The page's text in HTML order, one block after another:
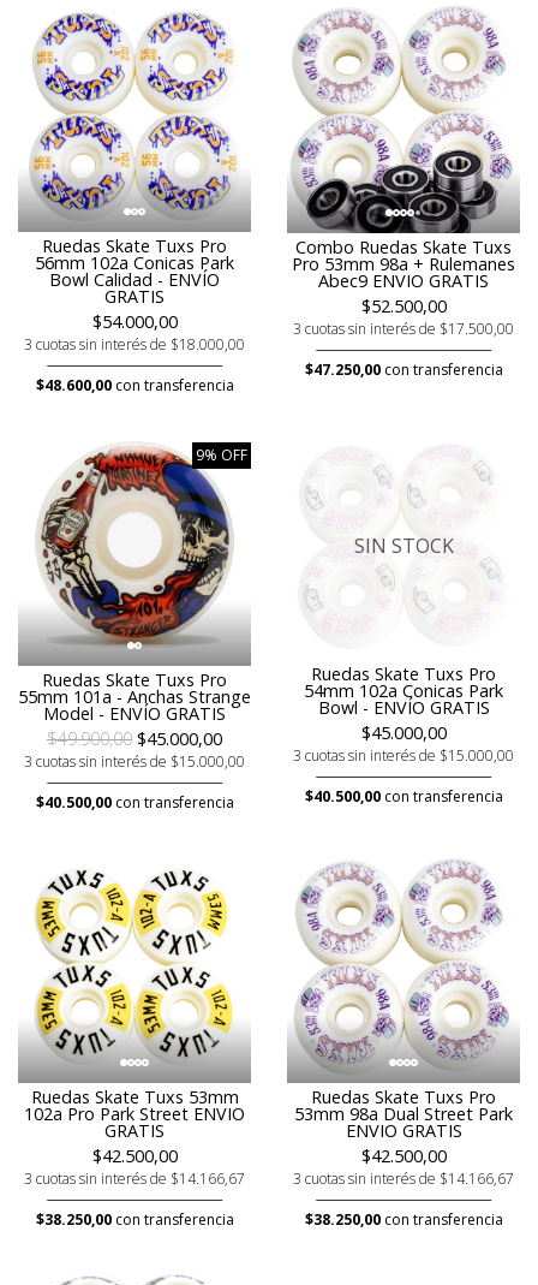
Ruedas Skate Tuxs Pro
56mm 102a Conicas Park
Bowl Calidad - ENVÍO
GRATIS
$54.000,00
3 cuotas sin interés de $18.000,00
$48.600,00con transferencia
Combo Ruedas Skate Tuxs
Pro 53mm 98a + Rulemanes
Abec9 ENVIO GRATIS
$52.500,00
3 cuotas sin interés de $17.500,00
$47.250,00con transferencia
9% OFF
Ruedas Skate Tuxs Pro
55mm 101a - Anchas Strange
Model - ENVÍO GRATIS
$49.900,00 $45.000,00
3 cuotas sin interés de $15.000,00
$40.500,00con transferencia
SIN STOCK
Ruedas Skate Tuxs Pro
54mm 102a Conicas Park
Bowl - ENVÍO GRATIS
$45.000,00
3 cuotas sin interés de $15.000,00
$40.500,00con transferencia
Ruedas Skate Tuxs 53mm
102a Pro Park Street ENVIO
GRATIS
$42.500,00
3 cuotas sin interés de $14.166,67
$38.250,00con transferencia
Ruedas Skate Tuxs Pro
53mm 98a Dual Street Park
ENVIO GRATIS
$42.500,00
3 cuotas sin interés de $14.166,67
$38.250,00con transferencia